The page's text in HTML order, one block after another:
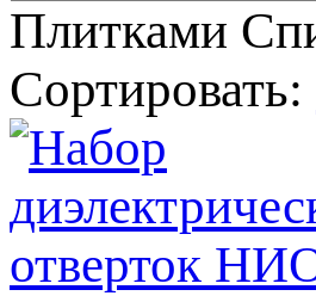
Плитками
Сортировать: